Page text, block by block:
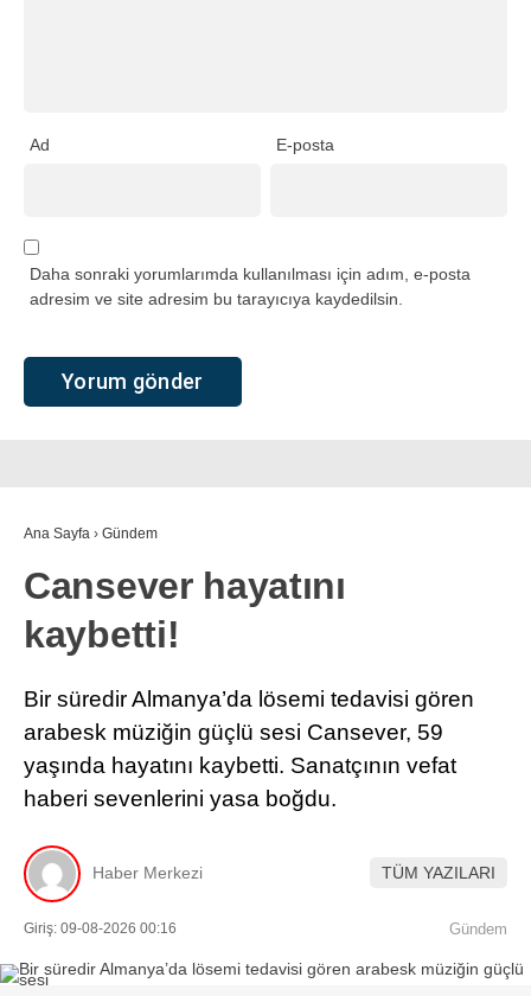
Ad E-posta
Daha sonraki yorumlarımda kullanılması için adım, e-posta
adresim ve site adresim bu tarayıcıya kaydedilsin.
Ana Sayfa › Gündem
Cansever hayatını
kaybetti!
Bir süredir Almanya’da lösemi tedavisi gören
arabesk müziğin güçlü sesi Cansever, 59
yaşında hayatını kaybetti. Sanatçının vefat
haberi sevenlerini yasa boğdu.
Haber Merkezi TÜM YAZILARI
Giriş: 09-08-2026 00:16 Gündem